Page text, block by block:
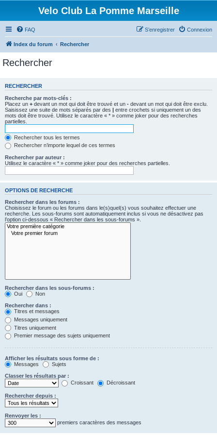
Velo Club La Pomme Marseille
FAQ Connexion
S’enregistrer
Index du forum Rechercher
Rechercher
RECHERCHER
Recherche par mots-clés :
Placez un + devant un mot qui doit être trouvé et un - devant un mot qui doit être exclu.
Saisissez une suite de mots séparés par des | entre crochets si uniquement un des
mots doit être trouvé. Utilisez le caractère « * » comme joker pour des recherches
partielles.
Rechercher tous les termes
Rechercher n’importe lequel de ces termes
Rechercher par auteur :
Utilisez le caractère « * » comme joker pour des recherches partielles.
OPTIONS DE RECHERCHE
Rechercher dans les forums :
Choisissez le forum ou les forums dans le(s)quel(s) vous souhaitez effectuer une
recherche. Les sous-forums sont automatiquement inclus si vous ne désactivez pas
l’option ci-dessous « Rechercher dans les sous-forums ».
Rechercher dans les sous-forums :
Oui
Non
Rechercher dans :
Titres et messages
Messages uniquement
Titres uniquement
Premier message des sujets uniquement
Afficher les résultats sous forme de :
Messages
Sujets
Classer les résultats par :
Croissant
Décroissant
Rechercher depuis :
Renvoyer les :
premiers caractères des messages